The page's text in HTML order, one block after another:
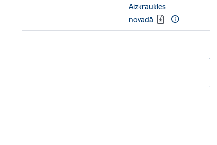
Aizkraukles
novadā